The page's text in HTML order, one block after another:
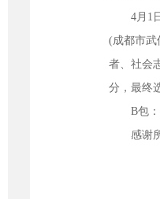
4月1
(成都市武
者、社会
分，最终
B包
感谢